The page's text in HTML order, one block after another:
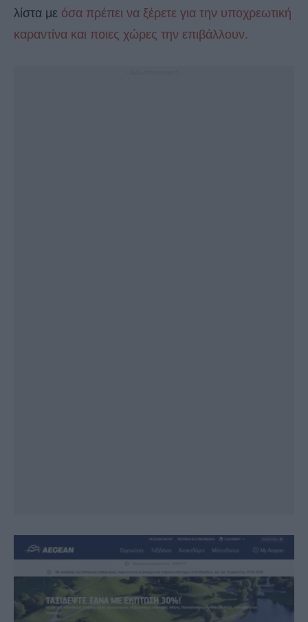
λίστα με όσα πρέπει να ξέρετε για την υποχρεωτική
καραντίνα και ποιες χώρες την επιβάλλουν.